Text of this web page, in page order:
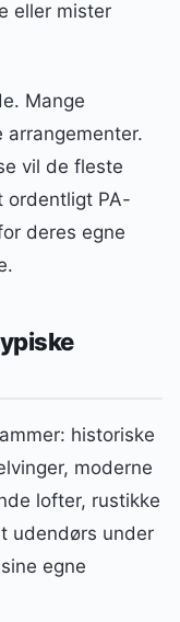
eller mister
Mange
vil de fleste
ordentligt PA-
deres egne
historiske
moderne
lofter, rustikke
udendørs under
egne